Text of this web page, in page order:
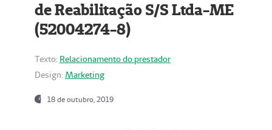
de Reabilitação S/S Ltda-ME
(52004274-8)
Texto: Relacionamento do prestador
Design: Marketing
18 de outubro, 2019